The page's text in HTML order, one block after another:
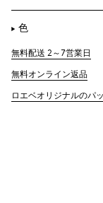
色
無料配送 2～7営業日
無料オンライン返品
ロエベオリジナルのパ